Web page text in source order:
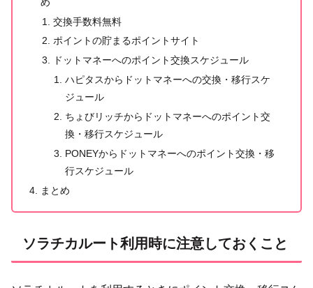
交換手数料無料
ポイントの貯まるポイントサイト
ドットマネーへのポイント交換スケジュール
ハピタスからドットマネーへの交換・移行スケ
ジュール
ちょびリッチからドットマネーへのポイント交
換・移行スケジュール
PONEYからドットマネーへのポイント交換・移
行スケジュール
まとめ
ソラチカルート利用時に注意しておくこと